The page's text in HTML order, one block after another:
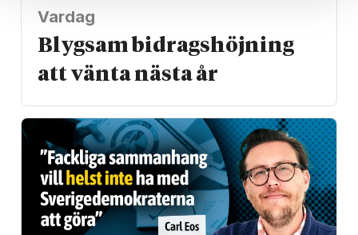
Vardag
Blygsam bidrags­höjning
att vänta nästa år